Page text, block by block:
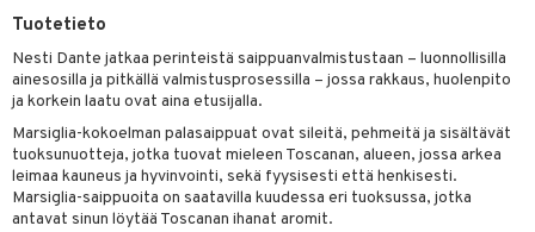
Tuotetieto
Nesti Dante jatkaa perinteistä saippuanvalmistustaan – luonnollisilla
ainesosilla ja pitkällä valmistusprosessilla – jossa rakkaus, huolenpito
ja korkein laatu ovat aina etusijalla.
Marsiglia-kokoelman palasaippuat ovat sileitä, pehmeitä ja sisältävät
tuoksunuotteja, jotka tuovat mieleen Toscanan, alueen, jossa arkea
leimaa kauneus ja hyvinvointi, sekä fyysisesti että henkisesti.
Marsiglia-saippuoita on saatavilla kuudessa eri tuoksussa, jotka
antavat sinun löytää Toscanan ihanat aromit.
& Viikset
hoito
& saippuat
10
1: Puhdistus
2: Kirkastus
3: Kosteutus
ja Vartalonhoito
ja naamiot
Elixir
& vastauksia